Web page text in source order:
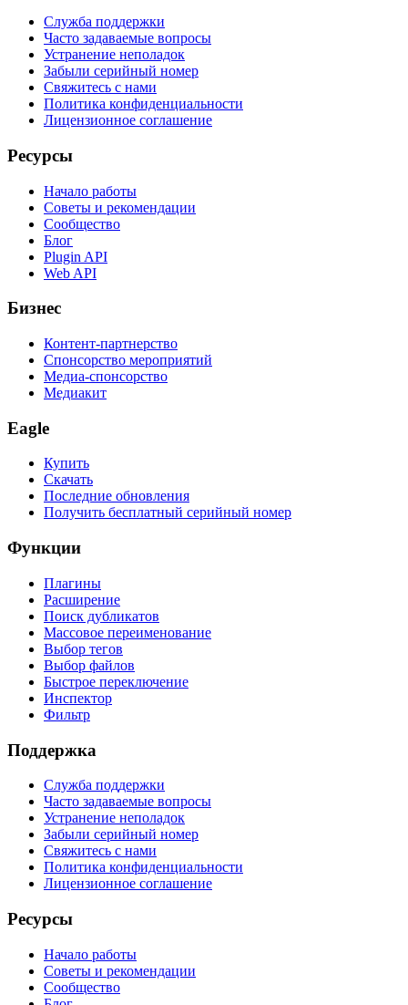
Служба поддержки
Часто задаваемые вопросы
Устранение неполадок
Забыли серийный номер
Свяжитесь с нами
Политика конфиденциальности
Лицензионное соглашение
Ресурсы
Начало работы
Советы и рекомендации
Сообщество
Блог
Plugin API
Web API
Бизнес
Контент-партнерство
Спонсорство мероприятий
Медиа-спонсорство
Медиакит
Eagle
Купить
Скачать
Последние обновления
Получить бесплатный серийный номер
Функции
Плагины
Расширение
Поиск дубликатов
Массовое переименование
Выбор тегов
Выбор файлов
Быстрое переключение
Инспектор
Фильтр
Поддержка
Служба поддержки
Часто задаваемые вопросы
Устранение неполадок
Забыли серийный номер
Свяжитесь с нами
Политика конфиденциальности
Лицензионное соглашение
Ресурсы
Начало работы
Советы и рекомендации
Сообщество